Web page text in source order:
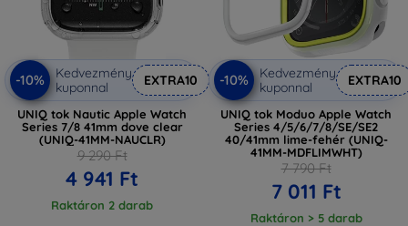
-10%
Kedvezmény
kuponnal
EXTRA10
UNIQ tok Nautic Apple Watch
Series 7/8 41mm dove clear
(UNIQ-41MM-NAUCLR)
9 290 Ft
4 941 Ft
Raktáron 2 darab
-10%
Kedvezmény
kuponnal
EXTRA10
UNIQ tok Moduo Apple Watch
Series 4/5/6/7/8/SE/SE2
40/41mm lime-fehér (UNIQ-
41MM-MDFLIMWHT)
7 790 Ft
7 011 Ft
Raktáron > 5 darab